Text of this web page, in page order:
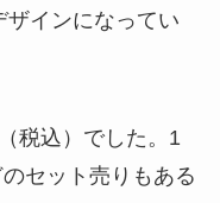
ザインになってい
税込）でした。1
セット売りもある